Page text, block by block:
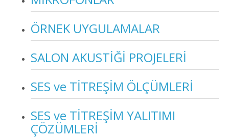
ÖRNEK UYGULAMALAR
SALON AKUSTİĞİ PROJELERİ
SES ve TİTREŞİM ÖLÇÜMLERİ
SES ve TİTREŞİM YALITIMI
ÇÖZÜMLERİ